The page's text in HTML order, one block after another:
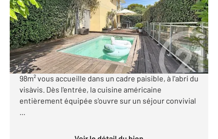
Maison à vendre
730 000 €
ANTIBES HAUTEURS EXCLUSIVITE : Nichée dans un
petit domaine sécurisé à Antibes, cette maison de
98m² vous accueille dans un cadre paisible, à l'abri du
visàvis. Dès l'entrée, la cuisine américaine
entièrement équipée s'ouvre sur un séjour convivial